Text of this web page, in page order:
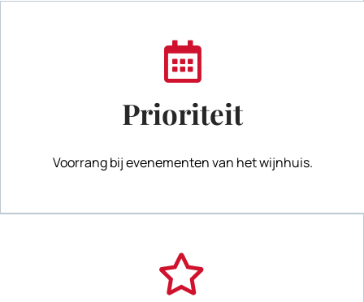
Prioriteit
Voorrang bij evenementen van het wijnhuis.